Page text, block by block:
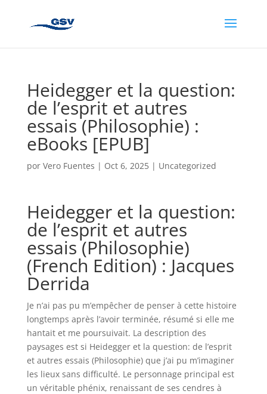
Heidegger et la question:
de l’esprit et autres
essais (Philosophie) :
eBooks [EPUB]
por Vero Fuentes | Oct 6, 2025| Uncategorized
Heidegger et la question:
de l’esprit et autres
essais (Philosophie)
(French Edition) : Jacques
Derrida
Je n’ai pas pu m’empêcher de penser à cette histoire
longtemps après l’avoir terminée, résumé si elle me
hantait et me poursuivait. La description des
paysages est si Heidegger et la question: de l’esprit
et autres essais (Philosophie) que j’ai pu m’imaginer
les lieux sans difficulté. Le personnage principal est
un véritable phénix, renaissant de ses cendres à